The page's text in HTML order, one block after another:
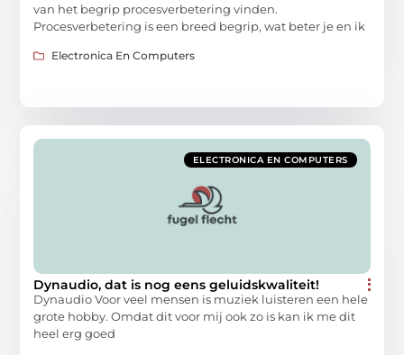
van het begrip procesverbetering vinden.
Procesverbetering is een breed begrip, wat beter je en ik
Electronica En Computers
ELECTRONICA EN COMPUTERS
Dynaudio, dat is nog eens geluidskwaliteit!
Dynaudio Voor veel mensen is muziek luisteren een hele
grote hobby. Omdat dit voor mij ook zo is kan ik me dit
heel erg goed